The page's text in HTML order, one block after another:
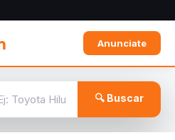
Anunciate
🔍 Buscar